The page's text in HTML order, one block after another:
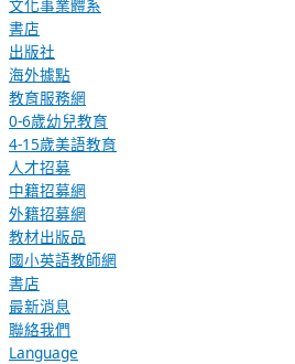
文化事業體系
書店
出版社
海外據點
教育服務網
0-6歲幼兒教育
4-15歲美語教育
人才招募
中籍招募網
外籍招募網
教材出版品
國小英語教師網
書店
最新消息
聯絡我們
Language